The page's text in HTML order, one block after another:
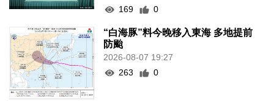
169
0
“白海豚”料今晚移入東海 多地提前
防颱
2026-08-07 19:27
263
0